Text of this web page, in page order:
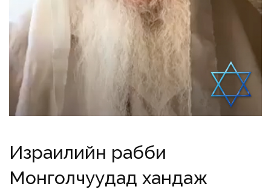
Израилийн рабби
Монголчуудад хандаж